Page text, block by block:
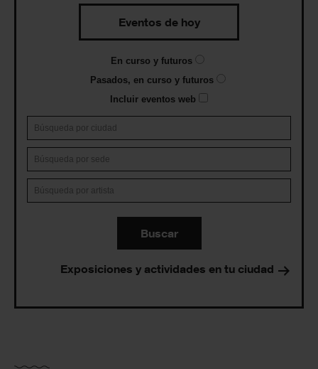
Eventos de hoy
En curso y futuros
Pasados, en curso y futuros
Incluir eventos web
Buscar
Exposiciones y actividades en tu ciudad